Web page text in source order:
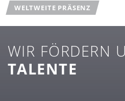
WELTWEITE PRÄSENZ
WIR FÖRDERN
TALENTE